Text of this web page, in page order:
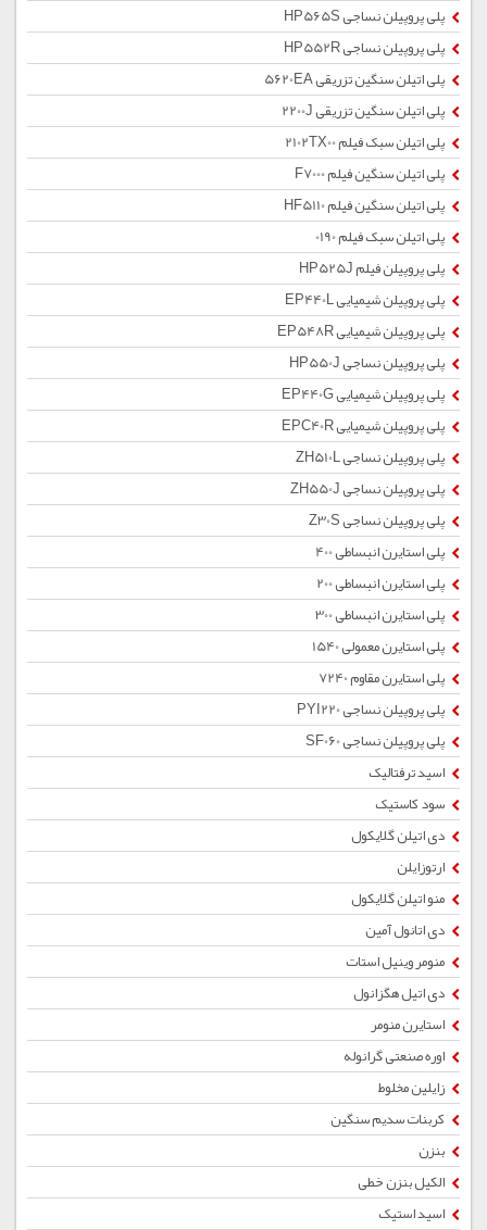
پلی پروپیلن نساجی HP565S
پلی پروپیلن نساجی HP552R
پلی اتیلن سنگین تزریقی 5620EA
پلی اتیلن سنگین تزریقی 2200J
پلی اتیلن سبک فیلم 2102TX00
پلی اتیلن سنگین فیلم F7000
پلی اتیلن سنگین فیلم HF5110
پلی اتیلن سبک فیلم 0190
پلی پروپیلن فیلم HP525J
پلی پروپیلن شیمیایی EP440L
پلی پروپیلن شیمیایی EP548R
پلی پروپیلن نساجی HP550J
پلی پروپیلن شیمیایی EP440G
پلی پروپیلن شیمیایی EPC40R
پلی پروپیلن نساجی ZH510L
پلی پروپیلن نساجی ZH550J
پلی پروپیلن نساجی Z30S
پلی استایرن انبساطی 400
پلی استایرن انبساطی 200
پلی استایرن انبساطی 300
پلی استایرن معمولی 1540
پلی استایرن مقاوم 7240
پلی پروپیلن نساجی PYI220
پلی پروپیلن نساجی SF060
اسید ترفتالیک
سود کاستیک
دی اتیلن گلایکول
ارتوزایلن
منو اتیلن گلایکول
دی اتانول آمین
منومر وینیل استات
دی اتیل هگزانول
استایرن منومر
اوره صنعتی گرانوله
زایلین مخلوط
کربنات سدیم سنگین
بنزن
الکیل بنزن خطی
اسید استیک